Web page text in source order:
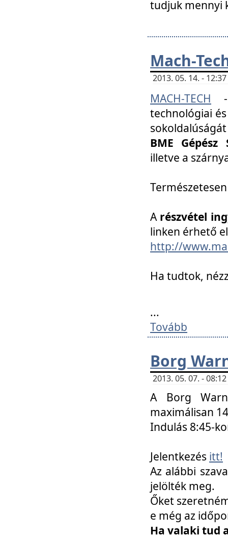
tudjuk mennyi
Mach-
2013. 05. 14. -
MACH-TECH
technológiai
BME
illetve a
A részvétel
linken érhető
http://
Ha tudtok,
...
Tovább
Borg
2013. 05. 07. -
A Borg
maximálisan
Indulás 8:45-
Jelentkezés itt!
Az alábbi
jelölték meg.
Őket
e még az
Ha valaki tud